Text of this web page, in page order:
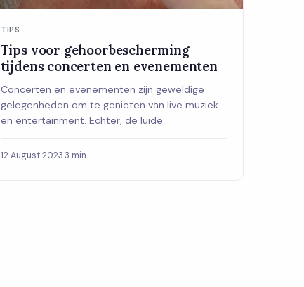
TIPS
Tips voor gehoorbescherming
tijdens concerten en evenementen
Concerten en evenementen zijn geweldige
gelegenheden om te genieten van live muziek
en entertainment. Echter, de luide
12 August 2023·3 min